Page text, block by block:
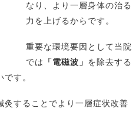
なり、より一層身体の治る
力を上げるからです。
重要な環境要因として当院
では
「電磁波」 を除去する
す。
灸することでより一層症状改善